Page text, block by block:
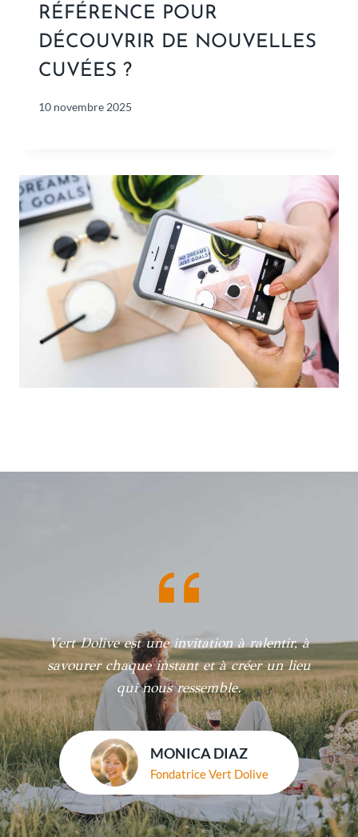
RÉFÉRENCE POUR
DÉCOUVRIR DE NOUVELLES
CUVÉES ?
10 novembre 2025
Vert Dolive est une invitation à ralentir, à
savourer chaque instant et à créer un lieu
qui nous ressemble.
MONICA DIAZ
Fondatrice Vert Dolive